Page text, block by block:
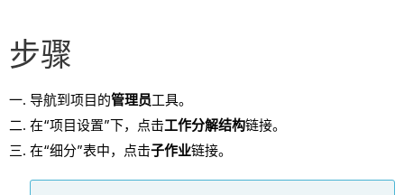
步骤
导航到项目的管理员工具。
在“项目设置”下，点击工作分解结构链接。
在“细分”表中，点击子作业链接。